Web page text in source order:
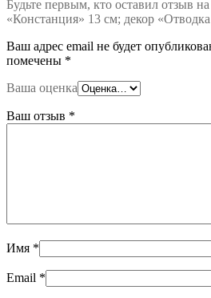
Будьте первым, кто оставил отзыв
«Констанция» 13 см; декор «Отводка
Ваш адрес email не будет
помечены *
Ваша оценка
Ваш отзыв *
Имя *
Email *